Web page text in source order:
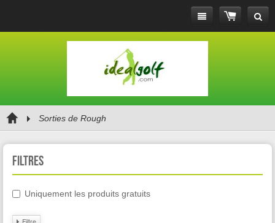
Sorties de Rough
Filtres
Uniquement les produits gratuits